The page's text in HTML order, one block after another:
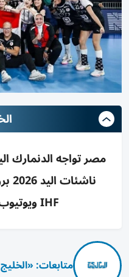
مصر تواجه الدنمارك
IHF ويوتيوب وأون سبورتس
متابعات: